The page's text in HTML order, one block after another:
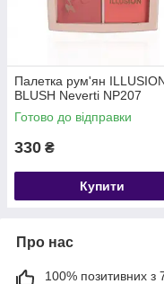
Палетка рум'ян
BLUSH Neverti NP207
Готово до відправки
330 ₴
Купити
Про нас
100% позитивних з